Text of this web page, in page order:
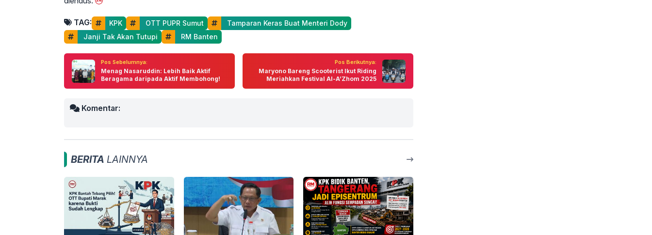
TAG: KPK OTT PUPR Sumut
Tamparan Keras Buat Menteri Dody
Janji Tak Akan Tutupi
RM Banten
Pos Sebelumnya:
Menag Nasaruddin: Lebih Baik Aktif
Beragama daripada Aktif Membohong!
Pos Berikutnya:
Maryono Bareng Scooterist Ikut Riding
Meriahkan Festival Al-A’Zhom 2025
Komentar:
BERITA LAINNYA